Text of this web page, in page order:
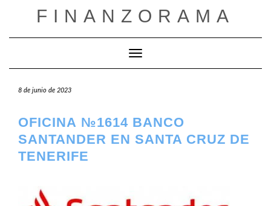
FINANZORAMA
Cambiar modo de navegación
8 de junio de 2023
OFICINA №1614 BANCO
SANTANDER EN SANTA CRUZ DE
TENERIFE